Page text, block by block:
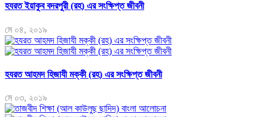
হযরত ইয়াকুব বদরপুরী (রহ) এর সংক্ষিপ্ত জীবনী
মে ০৪, ২০১৯
হযরত আহমদ হিজাযী মক্কী (রহ) এর সংক্ষিপ্ত জীবনী
মে ০৩, ২০১৯